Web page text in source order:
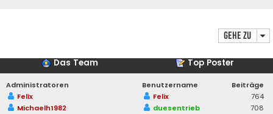
Gehe zu
Das Team
Administratoren
Felix
Michaelh1982
Top Poster
Benutzername
Beiträge
Felix
764
duesentrieb
708